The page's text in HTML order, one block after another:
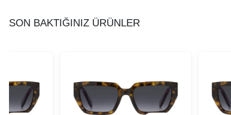
SON BAKTIĞINIZ ÜRÜNLER